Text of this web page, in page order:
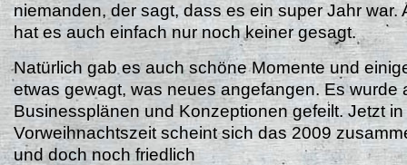
niemanden, der sagt, dass es ein super Jahr war.
hat es auch einfach nur noch keiner gesagt.
Natürlich gab es auch schöne Momente und
etwas gewagt, was neues angefangen. Es wurde
Businessplänen und Konzeptionen gefeilt. Jetzt in
Vorweihnachtszeit scheint sich das 2009
und doch noch friedlich